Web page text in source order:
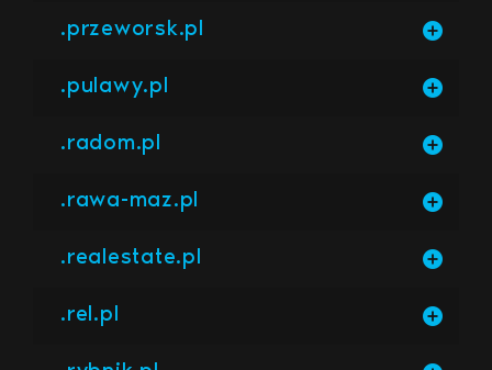
.przeworsk.pl
.pulawy.pl
.radom.pl
.rawa-maz.pl
.realestate.pl
.rel.pl